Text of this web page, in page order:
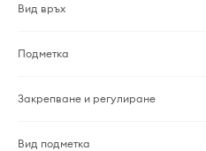
Вид връх
Подметка
Закрепване и регулиране
Вид подметка